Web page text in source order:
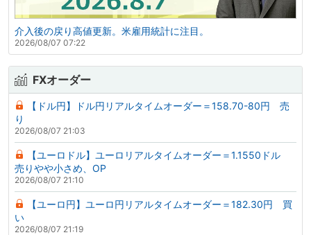
介入後の戻り高値更新。米雇用統計に注目。
2026/08/07 07:22
FXオーダー
【ドル円】ドル円リアルタイムオーダー＝158.70-80円 売
り
2026/08/07 21:03
【ユーロドル】ユーロリアルタイムオーダー＝1.1550ドル
売りやや小さめ、OP
2026/08/07 21:10
【ユーロ円】ユーロ円リアルタイムオーダー＝182.30円 買
い
2026/08/07 21:19